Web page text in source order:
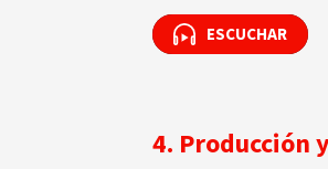
ESCUCHAR
ESCUCHAR
4. Producción